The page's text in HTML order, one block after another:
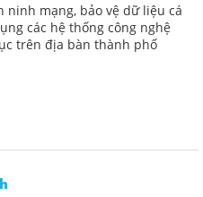
ninh mạng, bảo vệ dữ liệu cá
các hệ thống công nghệ
trên địa bàn thành phố